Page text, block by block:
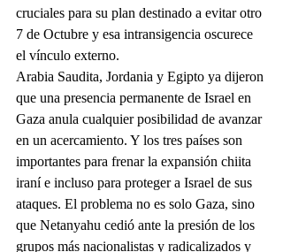
cruciales para su plan destinado a evitar otro
7 de Octubre y esa intransigencia oscurece
el vínculo externo.
Arabia Saudita, Jordania y Egipto ya dijeron
que una presencia permanente de Israel en
Gaza anula cualquier posibilidad de avanzar
en un acercamiento. Y los tres países son
importantes para frenar la expansión chiita
iraní e incluso para proteger a Israel de sus
ataques. El problema no es solo Gaza, sino
que Netanyahu cedió ante la presión de los
grupos más nacionalistas y radicalizados y